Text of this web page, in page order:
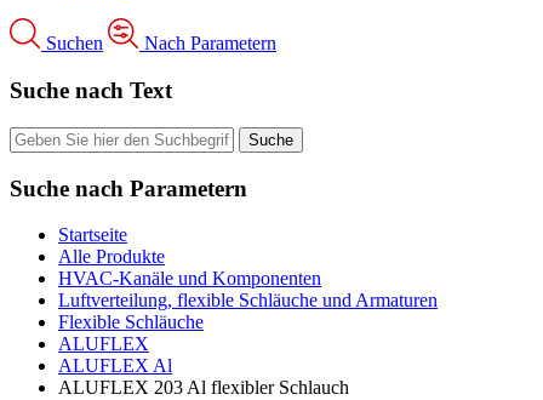
Suchen Nach Parametern
Suche nach Text
Suche nach Parametern
Startseite
Alle Produkte
HVAC-Kanäle und Komponenten
Luftverteilung, flexible Schläuche und Armaturen
Flexible Schläuche
ALUFLEX
ALUFLEX Al
ALUFLEX 203 Al flexibler Schlauch